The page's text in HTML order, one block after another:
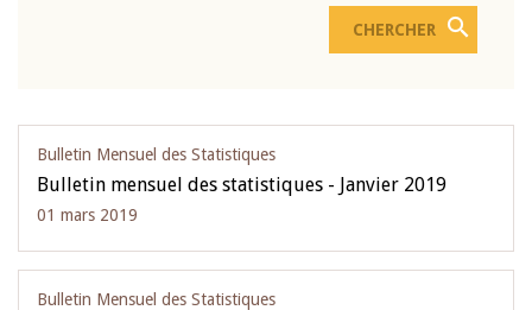
Bulletin Mensuel des Statistiques
Bulletin mensuel des statistiques - Janvier 2019
01 mars 2019
Bulletin Mensuel des Statistiques